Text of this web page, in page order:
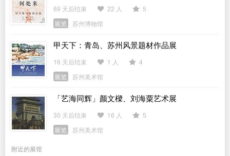
69 天后结束 22 人
5
展览
苏州博物馆
甲天下：青岛、苏州风景题材作品展
16 天后结束 1 人
4
展览
苏州美术馆
「艺海同辉」颜文樑、刘海粟艺术展
30 天后结束 16 人
5
展览
苏州美术馆
附近的展馆